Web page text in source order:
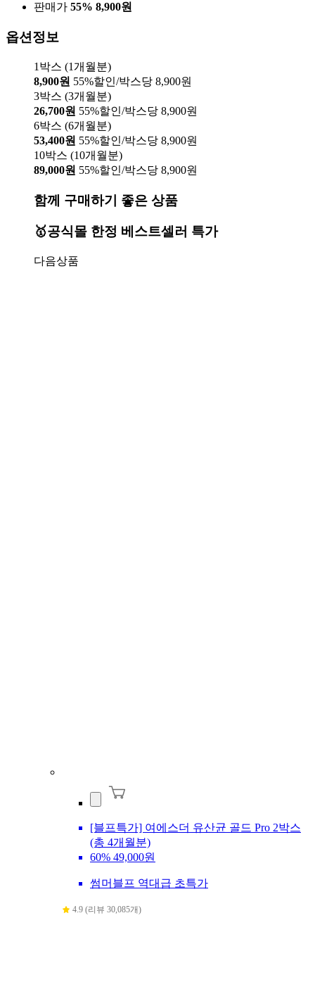
판매가 55% 8,900원
옵션정보
1박스 (1개월분)
8,900원 55%할인/박스당 8,900원
3박스 (3개월분)
26,700원 55%할인/박스당 8,900원
6박스 (6개월분)
53,400원 55%할인/박스당 8,900원
10박스 (10개월분)
89,000원 55%할인/박스당 8,900원
함께 구매하기 좋은 상품
🥇공식몰 한정 베스트셀러 특가
다음상품
[블프특가] 여에스더 유산균 골드 Pro 2박스
(총 4개월분)
60% 49,000원
썸머블프 역대급 초특가
4.9 (리뷰 30,085개)